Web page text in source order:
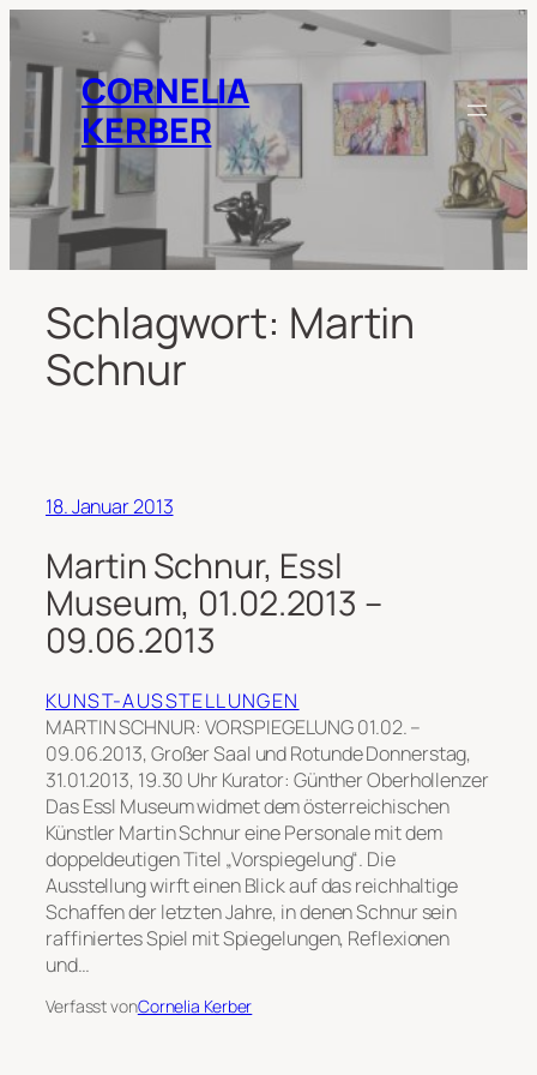
springenCORNELIA
KERBER
Schlagwort: Martin
Schnur
18. Januar 2013
Martin Schnur, Essl
Museum, 01.02.2013 –
09.06.2013
KUNST-AUSSTELLUNGEN
MARTIN SCHNUR: VORSPIEGELUNG 01.02. –
09.06.2013, Großer Saal und Rotunde Donnerstag,
31.01.2013, 19.30 Uhr Kurator: Günther Oberhollenzer
Das Essl Museum widmet dem österreichischen
Künstler Martin Schnur eine Personale mit dem
doppeldeutigen Titel „Vorspiegelung“. Die
Ausstellung wirft einen Blick auf das reichhaltige
Schaffen der letzten Jahre, in denen Schnur sein
raffiniertes Spiel mit Spiegelungen, Reflexionen
und…
Verfasst vonCornelia Kerber